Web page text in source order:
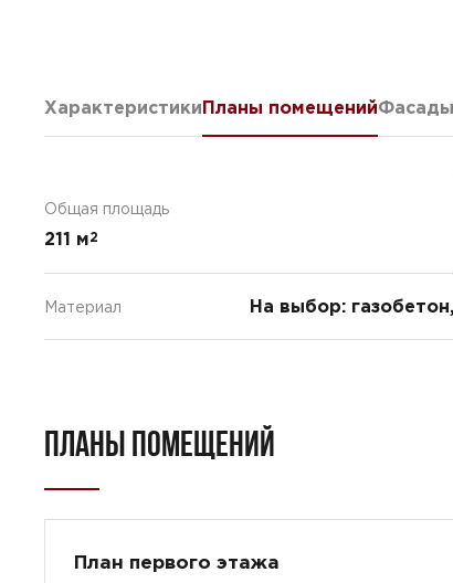
ХарактеристикиПланы помещенийФасады
Общая площадь
211 м2
Материал На выбор:
ПЛАНЫ ПОМЕЩЕНИЙ
План первого этажа